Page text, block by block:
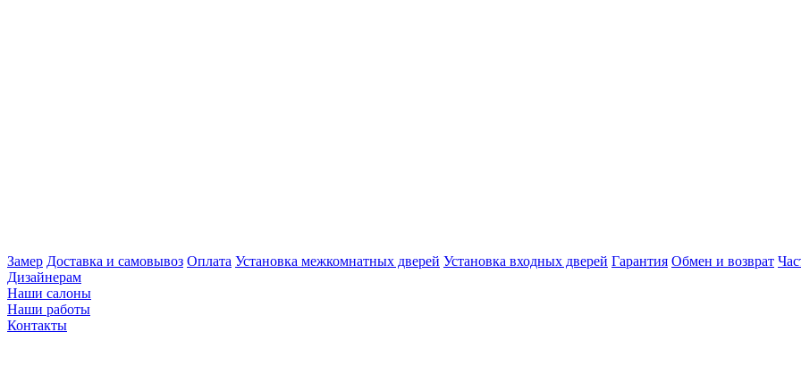
Замер Доставка и самовывоз Оплата Установка межкомнатных дверей Установка входных дверей Гарантия Обмен и возврат
Дизайнерам
Наши салоны
Наши работы
Контакты